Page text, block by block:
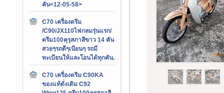
คัน<12-05-58>
C70 เครื่องดรีม
/C90/JX110ไฟกลมรุ่นแรก/
ดรีม100คุรุสภาสีขาว 14 คัน
สวยๆรถดีๆเนียนๆ รถมี
ทะเบียนให้และโอนได้ทุกคัน.
C70 เครื่องดรีม C90KA
ของแท้ดั่งเดิม C92